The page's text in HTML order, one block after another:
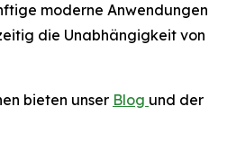
moderne Anwendungen
die Unabhängigkeit von
bieten unser Blog und der